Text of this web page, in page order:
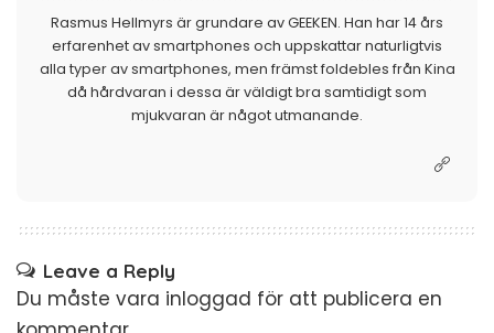
Rasmus Hellmyrs är grundare av GEEKEN. Han har 14 års
erfarenhet av smartphones och uppskattar naturligtvis
alla typer av smartphones, men främst foldebles från Kina
då hårdvaran i dessa är väldigt bra samtidigt som
mjukvaran är något utmanande.
Leave a Reply
Du måste vara inloggad för att publicera en